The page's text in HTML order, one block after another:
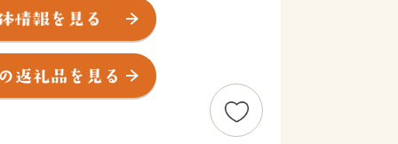
たって、早くから市民参加を掲げ、
高い市民意識に基づいて策定された
これを見直す調整計画は、豊かな財
され、緑豊かな住宅都市と教育・福